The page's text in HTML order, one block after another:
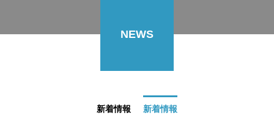
NEWS
新着情報 新着情報